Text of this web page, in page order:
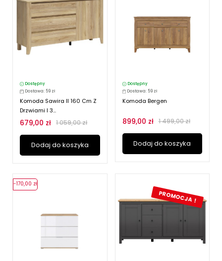
Dostępny
Dostawa: 59 zł
Komoda Sawira II 160 Cm Z
Drzwiami I 3...
679,00 zł 1 059,00 zł
Dodaj do koszyka
Dostępny
Dostawa: 59 zł
Komoda Bergen
899,00 zł 1 499,00 zł
Dodaj do koszyka
-170,00 zł
PROMOCJA !